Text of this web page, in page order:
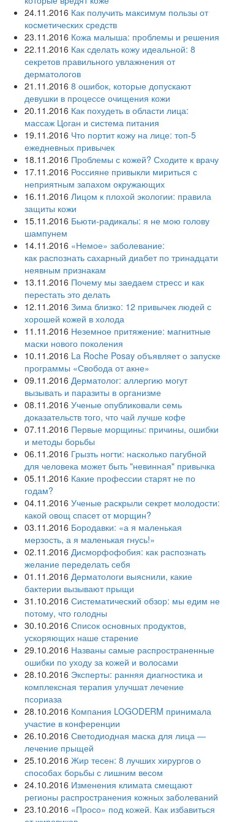
24.11.2016 Как получить максимум пользы от
косметических средств
23.11.2016 Кожа малыша: проблемы и решения
22.11.2016 Как сделать кожу идеальной: 8
секретов правильного увлажнения от
дерматологов
21.11.2016 8 ошибок, которые допускают
девушки в процессе очищения кожи
20.11.2016 Как похудеть в области лица:
массаж Цоган и система питания
19.11.2016 Что портит кожу на лице: топ-5
ежедневных привычек
18.11.2016 Проблемы с кожей? Сходите к врачу
17.11.2016 Россияне привыкли мириться с
неприятным запахом окружающих
16.11.2016 Лицом к плохой экологии: правила
защиты кожи
15.11.2016 Бьюти-радикалы: я не мою голову
шампунем
14.11.2016 «Немое» заболевание:
как распознать сахарный диабет по тринадцати
неявным признакам
13.11.2016 Почему мы заедаем стресс и как
перестать это делать
12.11.2016 Зима близко: 12 привычек людей с
хорошей кожей в холода
11.11.2016 Неземное притяжение: магнитные
маски нового поколения
10.11.2016 La Roche Posay объявляет о запуске
программы «Свобода от акне»
09.11.2016 Дерматолог: аллергию могут
вызывать и паразиты в организме
08.11.2016 Ученые опубликовали семь
доказательств того, что чай лучше кофе
07.11.2016 Первые морщины: причины, ошибки
и методы борьбы
06.11.2016 Грызть ногти: насколько пагубной
для человека может быть "невинная" привычка
05.11.2016 Какие профессии старят не по
годам?
04.11.2016 Ученые раскрыли секрет молодости:
какой овощ спасет от морщин?
03.11.2016 Бородавки: «а я маленькая
мерзость, а я маленькая гнусь!»
02.11.2016 Дисморфофобия: как распознать
желание переделать себя
01.11.2016 Дерматологи выяснили, какие
бактерии вызывают прыщи
31.10.2016 Систематический обзор: мы едим не
потому, что голодны
30.10.2016 Список основных продуктов,
ускоряющих наше старение
29.10.2016 Названы самые распространенные
ошибки по уходу за кожей и волосами
28.10.2016 Эксперты: ранняя диагностика и
комплексная терапия улучшат лечение
псориаза
28.10.2016 Компания LOGODERM принимала
участие в конференции
26.10.2016 Светодиодная маска для лица —
лечение прыщей
25.10.2016 Жир тесен: 8 лучших хирургов о
способах борьбы с лишним весом
24.10.2016 Изменения климата смещают
регионы распространения кожных заболеваний
23.10.2016 «Просо» под кожей. Как избавиться